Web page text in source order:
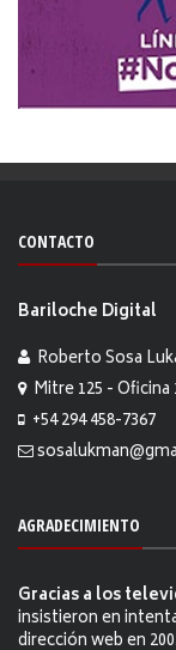
CONTACTO
Bariloche Digital
Roberto Sosa
Mitre 125 - Oficina
+54 294 458-7367
AGRADECIMIENTO
Gracias a los
insistieron en
dirección web en